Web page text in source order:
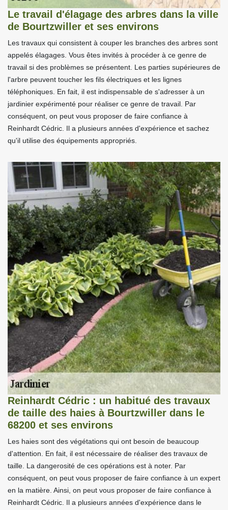
Le travail d'élagage des arbres dans la ville
de Bourtzwiller et ses environs
Les travaux qui consistent à couper les branches des arbres sont
appelés élagages. Vous êtes invités à procéder à ce genre de
travail si des problèmes se présentent. Les parties supérieures de
l'arbre peuvent toucher les fils électriques et les lignes
téléphoniques. En fait, il est indispensable de s'adresser à un
jardinier expérimenté pour réaliser ce genre de travail. Par
conséquent, on peut vous proposer de faire confiance à
Reinhardt Cédric. Il a plusieurs années d'expérience et sachez
qu'il utilise des équipements appropriés.
Reinhardt Cédric : un habitué des travaux
de taille des haies à Bourtzwiller dans le
68200 et ses environs
Les haies sont des végétations qui ont besoin de beaucoup
d'attention. En fait, il est nécessaire de réaliser des travaux de
taille. La dangerosité de ces opérations est à noter. Par
conséquent, on peut vous proposer de faire confiance à un expert
en la matière. Ainsi, on peut vous proposer de faire confiance à
Reinhardt Cédric. Il a plusieurs années d'expérience dans le